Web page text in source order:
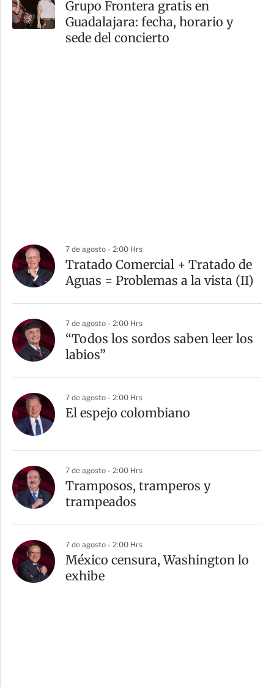
Grupo Frontera gratis en
Guadalajara: fecha, horario y
sede del concierto
7 de agosto - 2:00 Hrs
Tratado Comercial + Tratado de
Aguas = Problemas a la vista (II)
7 de agosto - 2:00 Hrs
“Todos los sordos saben leer los
labios”
7 de agosto - 2:00 Hrs
El espejo colombiano
7 de agosto - 2:00 Hrs
Tramposos, tramperos y
trampeados
7 de agosto - 2:00 Hrs
México censura, Washington lo
exhibe